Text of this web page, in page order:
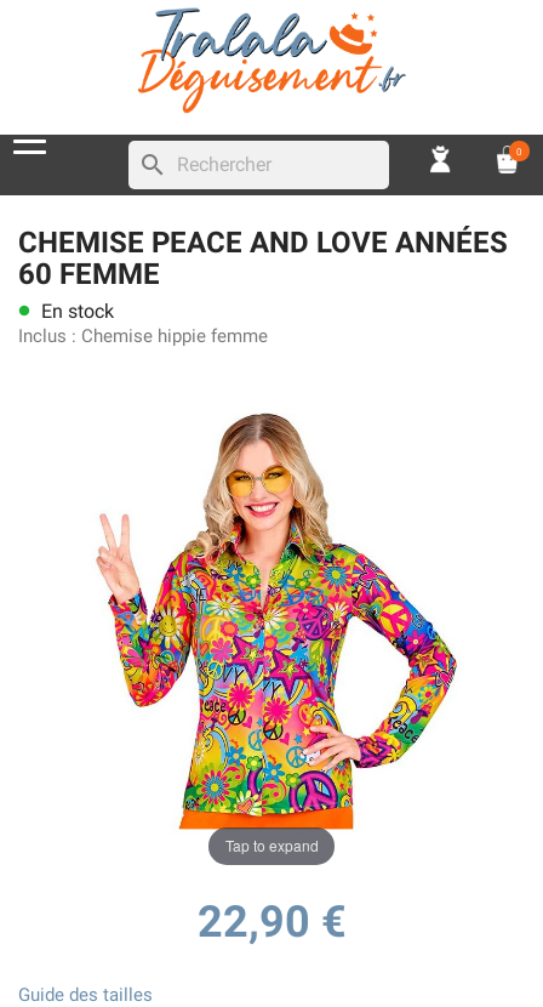
search 0
CHEMISE PEACE AND LOVE ANNÉES
60 FEMME
lens En stock
Inclus : Chemise hippie femme
Tap to expand
22,90 €
Guide des tailles